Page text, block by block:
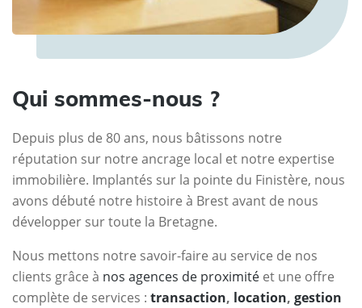
Qui sommes-nous ?
Depuis plus de 80 ans, nous bâtissons notre
réputation sur notre ancrage local et notre expertise
immobilière. Implantés sur la pointe du Finistère, nous
avons débuté notre histoire à Brest avant de nous
développer sur toute la Bretagne.
Nous mettons notre savoir-faire au service de nos
clients grâce à nos agences de proximité et une offre
complète de services : transaction, location, gestion